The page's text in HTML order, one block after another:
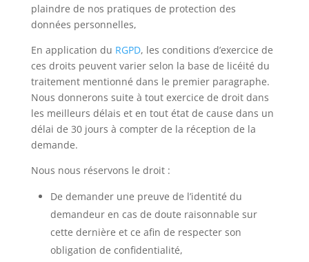
plaindre de nos pratiques de protection des
données personnelles,
En application du RGPD, les conditions d’exercice de
ces droits peuvent varier selon la base de licéité du
traitement mentionné dans le premier paragraphe.
Nous donnerons suite à tout exercice de droit dans
les meilleurs délais et en tout état de cause dans un
délai de 30 jours à compter de la réception de la
demande.
Nous nous réservons le droit :
De demander une preuve de l’identité du
demandeur en cas de doute raisonnable sur
cette dernière et ce afin de respecter son
obligation de confidentialité,